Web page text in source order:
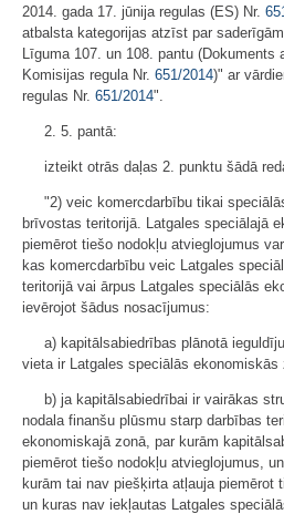
2014. gada 17. jūnija regulas (ES) Nr.
atbalsta kategorijas atzīst par
Līguma 107. un 108. pantu
Komisijas regula Nr. 651/2014)" ar
regulas Nr. 651/2014".
2. 5. pantā:
izteikt otrās daļas 2. punktu šādā
"2) veic komercdarbību tikai
brīvostas teritorijā. Latgales speciālajā
piemērot tiešo nodokļu atvieglojumus
kas komercdarbību veic Latgales
teritorijā vai ārpus Latgales speciālās
ievērojot šādus nosacījumus:
a) kapitālsabiedrības plānotā
vieta ir Latgales speciālās ekonomiskās
b) ja kapitālsabiedrībai ir vairākas
nodala finanšu plūsmu starp darbības
ekonomiskajā zonā, par kurām
piemērot tiešo nodokļu atvieglojumus,
kurām tai nav piešķirta atļauja piemērot
un kuras nav iekļautas Latgales